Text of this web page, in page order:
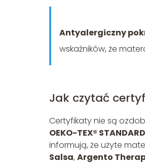
Antyalergiczny
wskaźników, że
Jak czytać
Certyfikaty nie są
OEKO-TEX®
informują, że użyte
Salsa, Argento